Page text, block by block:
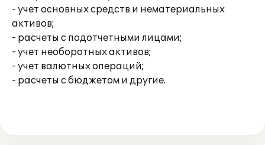
- учет основных средств и нематериальных
активов;
- расчеты с подотчетными лицами;
- учет необоротных активов;
- учет валютных операций;
- расчеты с бюджетом и другие.